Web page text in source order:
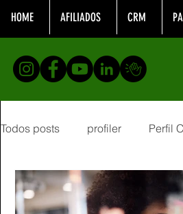
HOME AFILIADOS CRM
Todos posts profiler Perfil
Formação